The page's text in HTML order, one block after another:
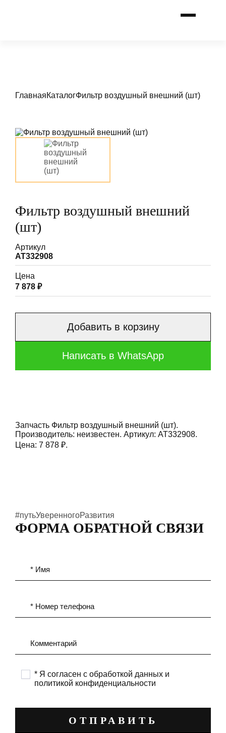
ГлавнаяКаталогФильтр воздушный внешний (шт)
Фильтр воздушный внешний
(шт)
Артикул
AT332908
Цена
7 878 ₽
Добавить в корзину
Написать в WhatsApp
Запчасть Фильтр воздушный внешний (шт).
Производитель: неизвестен. Артикул: AT332908.
Цена: 7 878 ₽.
#путьУверенногоРазвития
ФОРМА ОБРАТНОЙ СВЯЗИ
* Имя
* Номер телефона
Комментарий
* Я согласен с обработкой данных и
политикой конфиденциальности
ОТПРАВИТЬ